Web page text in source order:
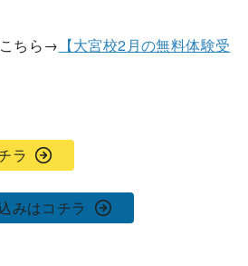
ちら→ 【大宮校2月の無料体験受
ラ
みはコチラ